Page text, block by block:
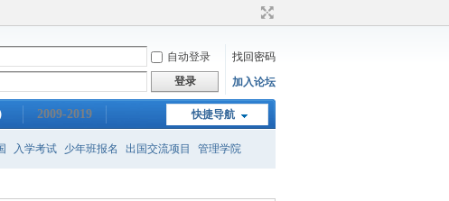
自动登录
找回密码
登录 加入论坛
快捷导航
2009-2019
入学考试 少年班报名 出国交流项目 管理学院